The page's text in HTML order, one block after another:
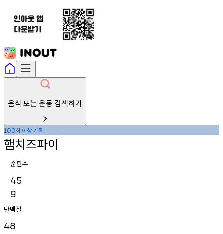
음식 또는 운동 검색하기
100회 이상기록
햄치즈파이
순탄수
45
g
단백질
48